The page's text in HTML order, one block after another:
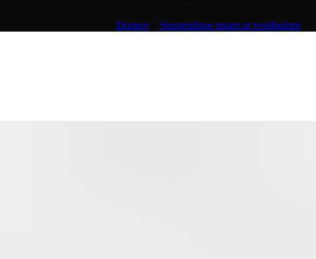
Domov
Suspendisse quam at vestibulum